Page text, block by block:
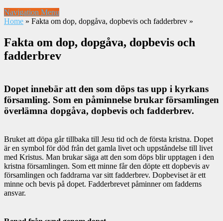
Navigation Menu
Home » Fakta om dop, dopgåva, dopbevis och fadderbrev »
Fakta om dop, dopgåva, dopbevis och
fadderbrev
Dopet innebär att den som döps tas upp i kyrkans
församling. Som en påminnelse brukar församlingen
överlämna dopgåva, dopbevis och fadderbrev.
Bruket att döpa går tillbaka till Jesu tid och de första kristna. Dopet
är en symbol för död från det gamla livet och uppståndelse till livet
med Kristus. Man brukar säga att den som döps blir upptagen i den
kristna församlingen. Som ett minne får den döpte ett dopbevis av
församlingen och faddrarna var sitt fadderbrev. Dopbeviset är ett
minne och bevis på dopet. Fadderbrevet påminner om fadderns
ansvar.